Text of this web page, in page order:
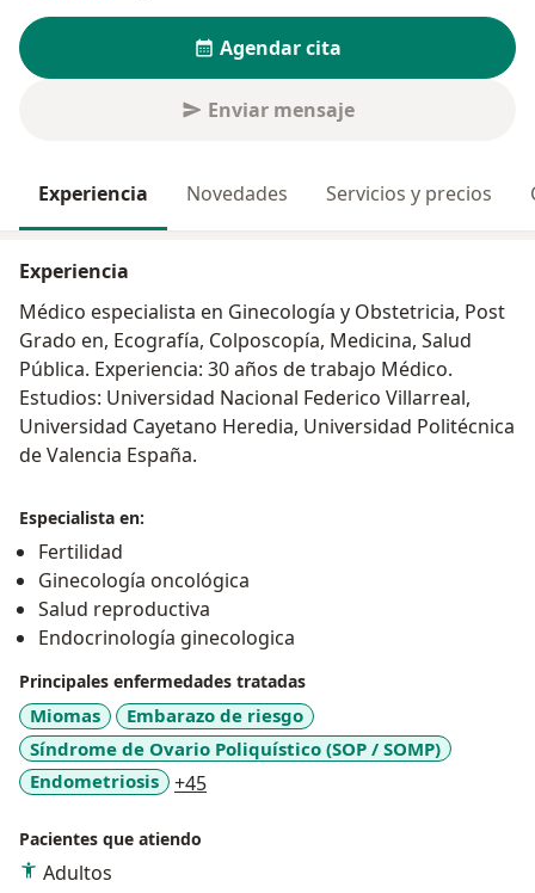
Agendar cita
Enviar mensaje
Experiencia Novedades Servicios y precios
Experiencia
Médico especialista en Ginecología y Obstetricia, Post
Grado en, Ecografía, Colposcopía, Medicina, Salud
Pública. Experiencia: 30 años de trabajo Médico.
Estudios: Universidad Nacional Federico Villarreal,
Universidad Cayetano Heredia, Universidad Politécnica
de Valencia España.
Especialista en:
Fertilidad
Ginecología oncológica
Salud reproductiva
Endocrinología ginecologica
Principales enfermedades tratadas
Miomas
Embarazo de riesgo
Síndrome de Ovario Poliquístico (SOP / SOMP)
Endometriosis
+45a11y_sr_more_diseases
Pacientes que atiendo
Adultos